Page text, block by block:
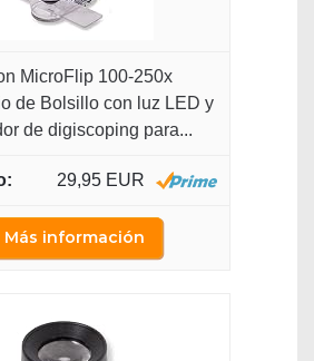
MicroFlip 100-250x
de Bolsillo con luz LED y
de digiscoping para...
29,95 EUR
Más información